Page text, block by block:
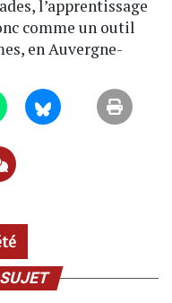
l’apprentissage
comme un outil
en Auvergne-